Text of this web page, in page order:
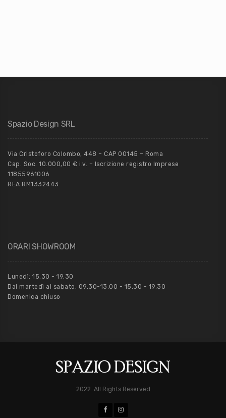
Spazio Design SRL
Via Cristoforo Colombo, 448 – CAP 00145 – Roma
Cap. Soc. 10.000,00 € i.v. – Iscrizione registro Imprese
11855961006
REA RM1332443
ORARI SHOWROOM
Lunedì: 15.30 - 19.30
Dal martedì al sabato: 09.30-13.00 - 15.30 - 19.30
Domenica chiuso
2022. All Rights Reserved